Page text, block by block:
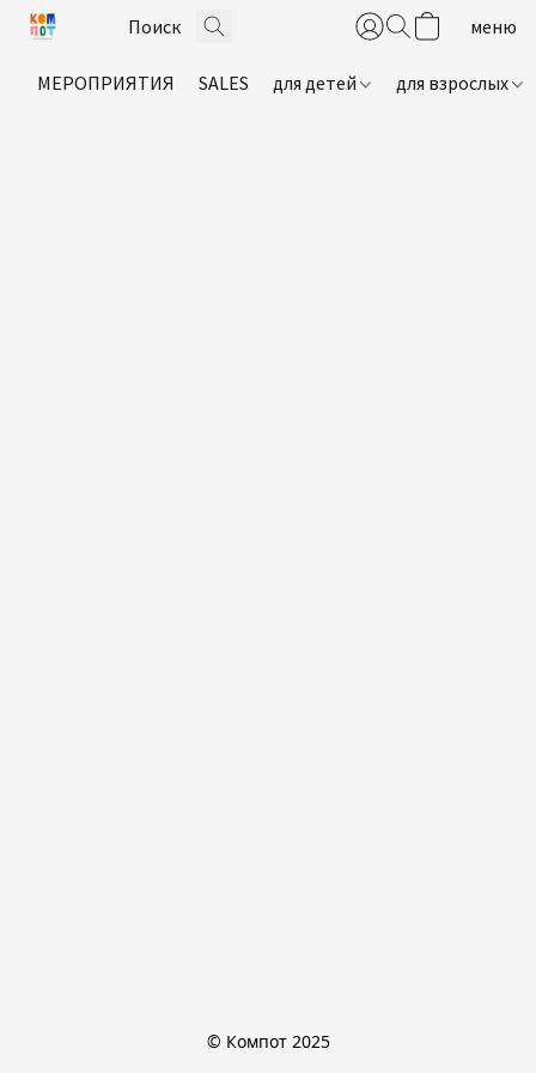
МЕРОПРИЯТИЯ SALES для детей для взрослых
© Компот 2025